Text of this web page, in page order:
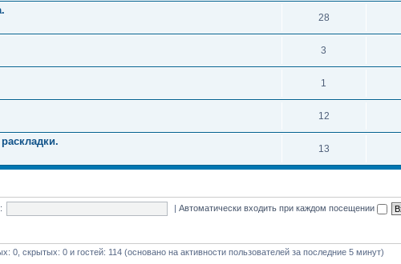
28
3
1
12
13
|Автоматически входить при каждом посещении
0, скрытых: 0 и гостей: 114 (основано на активности пользователей за последние 5 минут)